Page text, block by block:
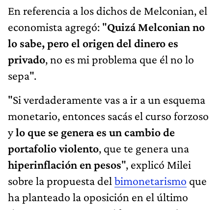
En referencia a los dichos de Melconian, el
economista agregó: "Quizá Melconian no
lo sabe, pero el origen del dinero es
privado, no es mi problema que él no lo
sepa".
"Si verdaderamente vas a ir a un esquema
monetario, entonces sacás el curso forzoso
ylo que se genera es un cambio de
portafolio violento, que te genera una
hiperinflación en pesos", explicó Milei
sobre la propuesta del bimonetarismo que
ha planteado la oposición en el último